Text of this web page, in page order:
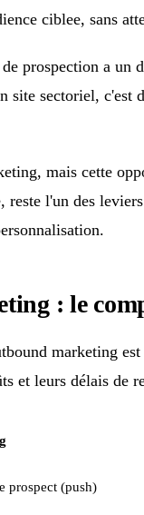
ciblee, sans
prospection a
site sectoriel,
mais cette
reste l'un des
: le
marketing
et leurs délais de
prospect (push)